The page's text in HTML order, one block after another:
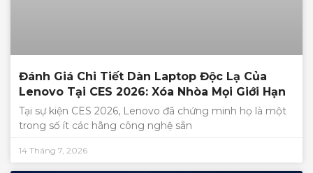
Đánh Giá Chi Tiết Dàn Laptop Độc Lạ Của
Lenovo Tại CES 2026: Xóa Nhòa Mọi Giới Hạn
Tại sự kiện CES 2026, Lenovo đã chứng minh họ là một
trong số ít các hãng công nghệ sẵn
14 Tháng 7, 2026